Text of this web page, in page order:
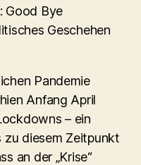
Good Bye
Geschehen
Pandemie
Anfang April
– ein
zu diesem Zeitpunkt
an der „Krise“